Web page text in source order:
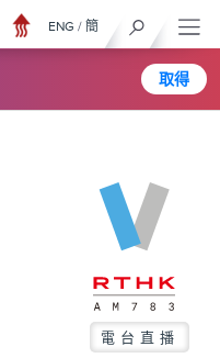
取得
ENG / 簡
電台直播